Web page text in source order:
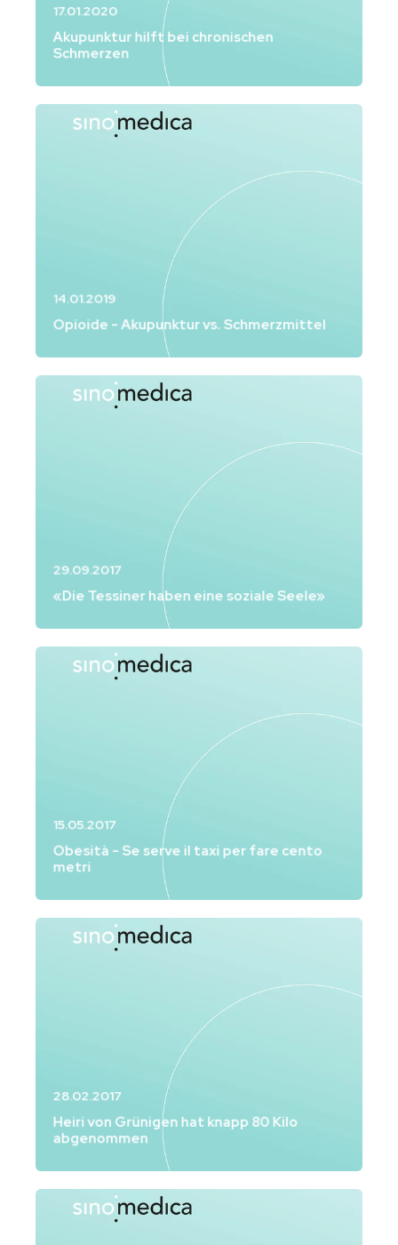
17.01.2020
Akupunktur hilft bei chronischen
Schmerzen
14.01.2019
Opioide - Akupunktur vs. Schmerzmittel
29.09.2017
«Die Tessiner haben eine soziale Seele»
15.05.2017
Obesità - Se serve il taxi per fare cento
metri
28.02.2017
Heiri von Grünigen hat knapp 80 Kilo
abgenommen
Blick